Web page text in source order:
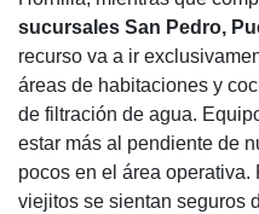
sucursales San Pedro,
recurso va a ir
áreas de habitaciones y
de filtración de agua.
estar más al pendiente de
pocos en el área
viejitos se sientan seguros